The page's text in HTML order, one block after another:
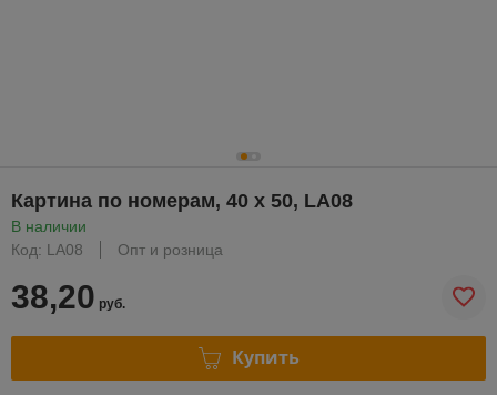
Картина по номерам, 40 x 50, LA08
В наличии
Код: LA08
Опт и розница
38,20 руб.
Купить